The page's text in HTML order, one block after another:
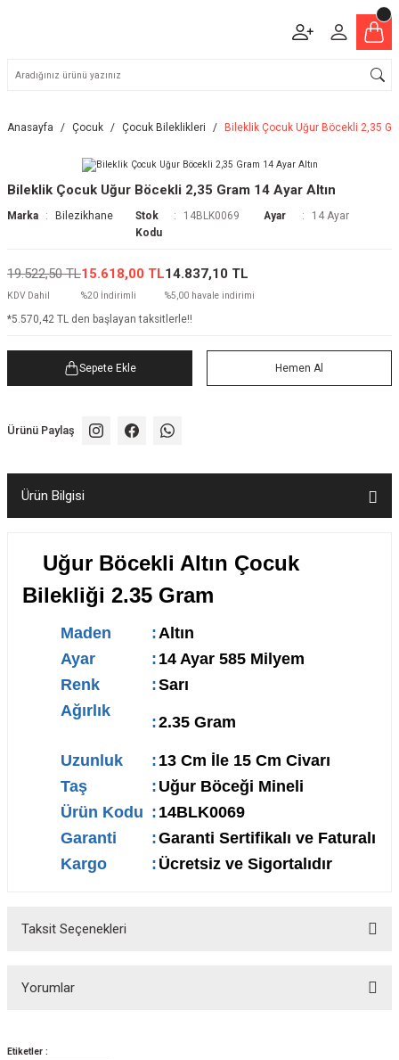
Anasayfa Çocuk Çocuk Bileklikleri Bileklik Çocuk Uğur Böcekli 2,35
Bileklik Çocuk Uğur Böcekli 2,35 Gram 14 Ayar Altın
Marka Bilezikhane
Stok
Kodu
14BLK0069 Ayar 14 Ayar
19.522,50 TL
KDV Dahil
15.618,00 TL
%20 İndirimli
14.837,10 TL
%5,00 havale indirimi
*5.570,42 TL den başlayan taksitlerle!!
Sepete Ekle Hemen Al
Ürünü Paylaş
Ürün Bilgisi
Uğur Böcekli Altın Çocuk
Bilekliği 2.35 Gram
Maden :Altın
Ayar
: 14 Ayar 585 Milyem
Renk
:Sarı
Ağırlık
:2.35 Gram
Uzunluk : 13 Cm İle 15 Cm Civarı
Taş
: Uğur Böceği Mineli
Ürün Kodu : 14BLK0069
Garanti
:Garanti Sertifikalı ve Faturalı
Kargo
: Ücretsiz ve Sigortalıdır
Taksit Seçenekleri
Yorumlar
Etiketler :